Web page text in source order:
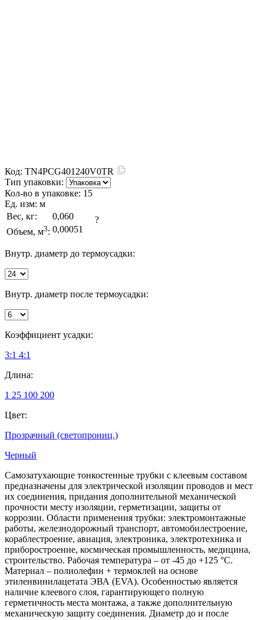
Код: TN4PCG401240V0TR
Тип упаковки:
Кол-во в упаковке: 15
Ед. изм: м
Вес, кг:
0,060
Объем, м3: 0,00051
?
Внутр. диаметр до термоусадки:
Внутр. диаметр после термоусадки:
Коэффициент усадки:
3:1 4:1
Длина:
1 25 100 200
Цвет:
Прозрачный (светопрониц.)
Черный
Самозатухающие тонкостенные трубки с клеевым составом
предназначены для электрической изоляции проводов и мест
их соединения, придания дополнительной механической
прочности месту изоляции, герметизации, защиты от
коррозии. Области применения трубки: электромонтажные
работы, железнодорожный транспорт, автомобилестроение,
кораблестроение, авиация, электроника, электротехника и
приборостроение, космическая промышленность, медицина,
строительство. Рабочая температура – от -45 до +125 °С.
Материал – полиолефин + термоклей на основе
этиленвинилацетата ЭВА (EVA). Особенностью является
наличие клеевого слоя, гарантирующего полную
герметичность места монтажа, а также дополнительную
механическую защиту соединения. Диаметр до и после